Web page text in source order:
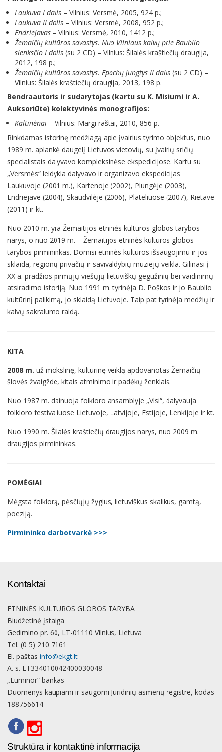
Laukuva I dalis – Vilnius: Versmė, 2005, 924 p.;
Laukuva II dalis – Vilnius: Versmė, 2008, 952 p.;
Endriejavas – Vilnius: Versmė, 2010, 1412 p.;
Žemaičių kultūros savastys. Nuo Vilniaus kalvų prie Baublio
slenksčio I dalis (su 2 CD) – Vilnius: Šilalės kraštiečių draugija,
2012, 198 p.;
Žemaičių kultūros savastys. Epochų jungtys II dalis (su 2 CD) –
Vilnius: Šilalės kraštiečių draugija, 2013, 198 p.
Bendraautoris ir sudarytojas (kartu su K. Misiumi ir A.
Auksoriūte) kolektyvinės monografijos:
Kaltinėnai – Vilnius: Margi raštai, 2010, 856 p.
Rinkdamas istorinę medžiagą apie įvairius tyrimo objektus, nuo
1989 m. aplankė daugelį Lietuvos vietovių, su įvairių sričių
specialistais dalyvavo kompleksinėse ekspedicijose. Kartu su
„Versmės“ leidykla dalyvavo ir organizavo ekspedicijas
Laukuvoje (2001 m.), Kartenoje (2002), Plungėje (2003),
Endriejave (2004), Skaudvilėje (2006), Plateliuose (2007), Rietave
(2011) ir kt.
Nuo 2010 m. yra Žemaitijos etninės kultūros globos tarybos
narys, o nuo 2019 m. – Žemaitijos etninės kultūros globos
tarybos pirmininkas. Domisi etninės kultūros išsaugojimu ir jos
sklaida, regionų privačių ir savivaldybių muziejų veikla. Gilinasi į
XX a. pradžios pirmųjų viešųjų lietuviškų gegužinių bei vaidinimų
atsiradimo istoriją. Nuo 1991 m. tyrinėja D. Poškos ir jo Baublio
kultūrinį palikimą, jo sklaidą Lietuvoje. Taip pat tyrinėja medžių ir
kalvų sakralumo raidą.
KITA
2008 m. už mokslinę, kultūrinę veiklą apdovanotas Žemaičių
šlovės žvaigžde, kitais atminimo ir padėkų ženklais.
Nuo 1987 m. dainuoja folkloro ansamblyje „Visi“, dalyvauja
folkloro festivaliuose Lietuvoje, Latvijoje, Estijoje, Lenkijoje ir kt.
Nuo 1990 m. Šilalės kraštiečių draugijos narys, nuo 2009 m.
draugijos pirmininkas.
POMĖGIAI
Mėgsta folklorą, pėsčiųjų žygius, lietuviškus skalikus, gamtą,
poeziją.
Pirmininko darbotvarkė >>>
Kontaktai
ETNINĖS KULTŪROS GLOBOS TARYBA
Biudžetinė įstaiga
Gedimino pr. 60, LT-01110 Vilnius, Lietuva
Tel. (0 5) 210 7161
El. paštas info@ekgt.lt
A. s. LT334010042400030048
„Luminor“ bankas
Duomenys kaupiami ir saugomi Juridinių asmenų registre, kodas
188756614
Struktūra ir kontaktinė informacija